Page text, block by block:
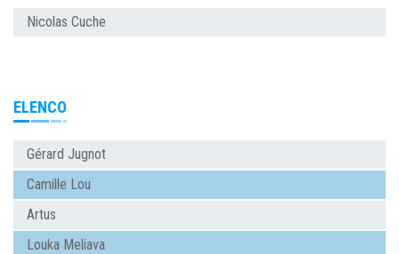
Nicolas Cuche
ELENCO
Gérard Jugnot
Camille Lou
Artus
Louka Meliava